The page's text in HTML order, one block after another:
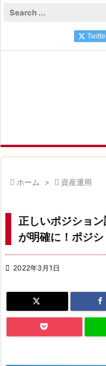
 ホーム >  資産運用
正しいポジショ
が明確に！ポジ
 2022年3月1日